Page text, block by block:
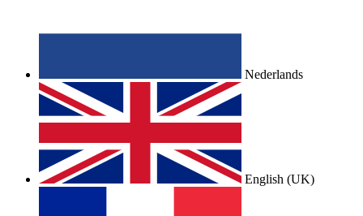
Nederlands
English (UK)